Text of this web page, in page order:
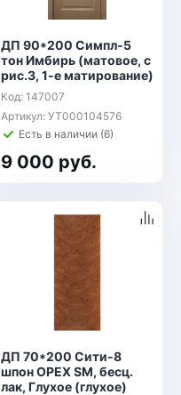
ДП 90*200 Симпл-5
тон Имбирь (матовое, с
рис.3, 1-е матирование)
Код: 147007
Артикул: УТ000104576
Есть в наличии (6)
9 000 руб.
ДП 70*200 Сити-8
шпон ОРЕХ SM, бесц.
лак, Глухое (глухое)